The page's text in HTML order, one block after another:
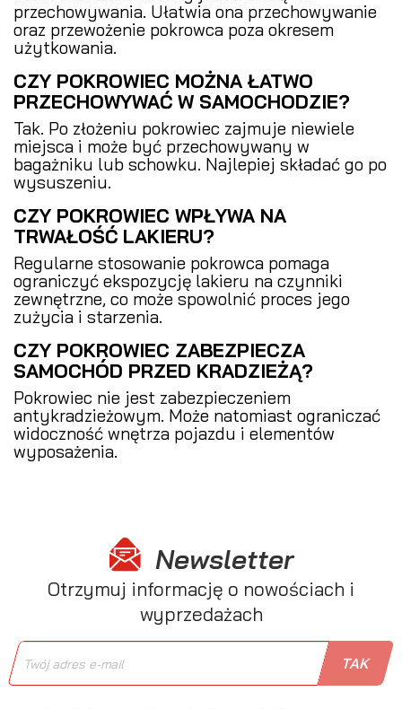
przechowywania. Ułatwia ona przechowywanie
oraz przewożenie pokrowca poza okresem
użytkowania.
CZY POKROWIEC MOŻNA ŁATWO
PRZECHOWYWAĆ W SAMOCHODZIE?
Tak. Po złożeniu pokrowiec zajmuje niewiele
miejsca i może być przechowywany w
bagażniku lub schowku. Najlepiej składać go po
wysuszeniu.
CZY POKROWIEC WPŁYWA NA
TRWAŁOŚĆ LAKIERU?
Regularne stosowanie pokrowca pomaga
ograniczyć ekspozycję lakieru na czynniki
zewnętrzne, co może spowolnić proces jego
zużycia i starzenia.
CZY POKROWIEC ZABEZPIECZA
SAMOCHÓD PRZED KRADZIEŻĄ?
Pokrowiec nie jest zabezpieczeniem
antykradzieżowym. Może natomiast ograniczać
widoczność wnętrza pojazdu i elementów
wyposażenia.
Newsletter
Otrzymuj informację o nowościach i
wyprzedażach